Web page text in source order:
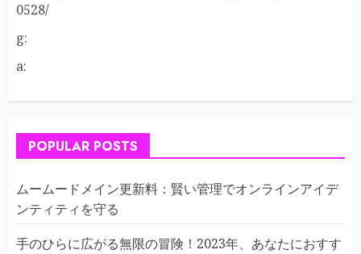
0528/
g:
a:
POPULAR POSTS
ムームードメイン更新料：賢い管理でオンラインアイデ
ンティティを守る
手のひらに広がる無限の冒険！2023年、あなたにおすす